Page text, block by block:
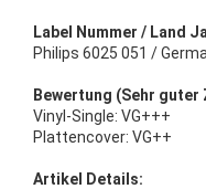
Label Nummer / Land
Philips 6025 051 /
Bewertung (Sehr guter
Vinyl-Single: VG+++
Plattencover: VG++
Artikel Details: